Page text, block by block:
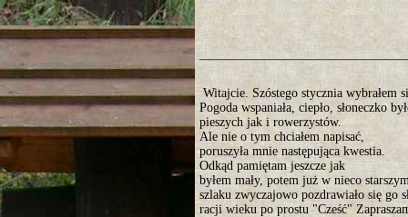
Witajcie. Szóstego stycznia wybrałem
Pogoda wspaniała, ciepło, słoneczko
pieszych jak i rowerzystów.
Ale nie o tym chciałem napisać,
poruszyła mnie następująca kwestia.
Odkąd pamiętam jeszcze jak
byłem mały, potem już w nieco
szlaku zwyczajowo pozdrawiało się go
racji wieku po prostu "Cześć"